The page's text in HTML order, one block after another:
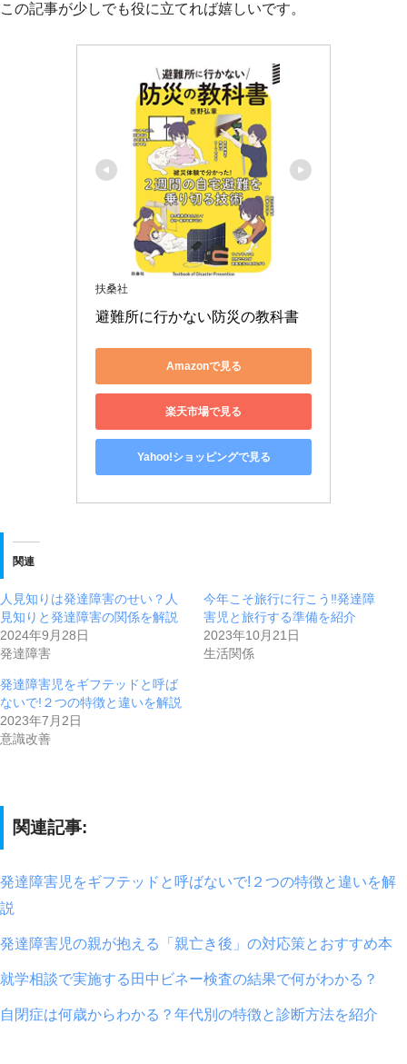
この記事が少しでも役に立てれば嬉しいです。
扶桑社
避難所に行かない防災の教科書
Amazonで見る
楽天市場で見る
Yahoo!ショッピングで見る
関連
人見知りは発達障害のせい？人
見知りと発達障害の関係を解説
2024年9月28日
発達障害
今年こそ旅行に行こう‼︎発達障
害児と旅行する準備を紹介
2023年10月21日
生活関係
発達障害児をギフテッドと呼ば
ないで!２つの特徴と違いを解説
2023年7月2日
意識改善
関連記事:
発達障害児をギフテッドと呼ばないで!２つの特徴と違いを解
説
発達障害児の親が抱える「親亡き後」の対応策とおすすめ本
就学相談で実施する田中ビネー検査の結果で何がわかる？
自閉症は何歳からわかる？年代別の特徴と診断方法を紹介